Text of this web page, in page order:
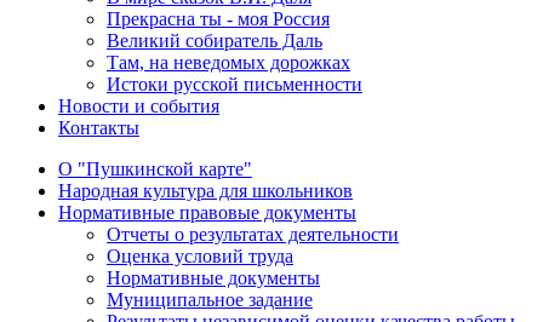
Прекрасна ты - моя Россия
Великий собиратель Даль
Там, на неведомых дорожках
Истоки русской письменности
Новости и события
Контакты
О "Пушкинской карте"
Народная культура для школьников
Нормативные правовые документы
Отчеты о результатах деятельности
Оценка условий труда
Нормативные документы
Муниципальное задание